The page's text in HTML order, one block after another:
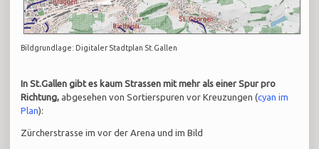
Bildgrundlage: Digitaler Stadtplan St.Gallen
In St.Gallen gibt es kaum Strassen mit mehr als einer Spur pro
Richtung, abgesehen von Sortierspuren vor Kreuzungen (cyan im
Plan):
Zürcherstrasse im vor der Arena und im Bild